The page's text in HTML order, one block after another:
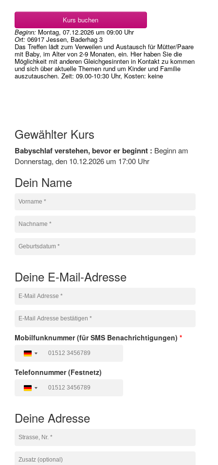
Kurs buchen
Beginn: Montag, 07.12.2026 um 09:00 Uhr
Ort: 06917 Jessen, Baderhag 3
Das Treffen lädt zum Verweilen und Austausch für Mütter/Paare
mit Baby, im Alter von 2-9 Monaten, ein. Hier haben Sie die
Möglichkeit mit anderen Gleichgesinnten in Kontakt zu kommen
und sich über aktuelle Themen rund um Kinder und Familie
auszutauschen. Zeit: 09.00-10:30 Uhr, Kosten: keine
Gewählter Kurs
Babyschlaf verstehen, bevor er beginnt : Beginn am
Donnerstag, den 10.12.2026 um 17:00 Uhr
Dein Name
Deine E-Mail-Adresse
Mobilfunknummer (für SMS Benachrichtigungen) *
Deutschland
Telefonnummer (Festnetz)
Deutschland
Deine Adresse